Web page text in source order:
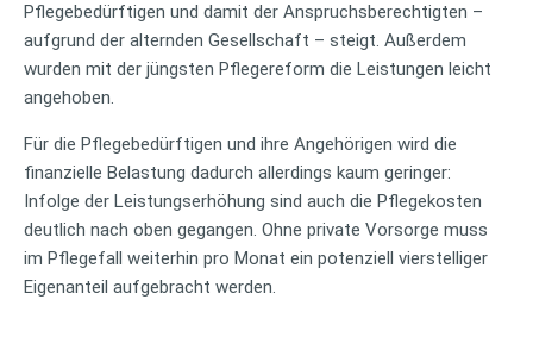
Pflegebedürftigen und damit der Anspruchsberechtigten –
aufgrund der alternden Gesellschaft – steigt. Außerdem
wurden mit der jüngsten Pflegereform die Leistungen leicht
angehoben.
Für die Pflegebedürftigen und ihre Angehörigen wird die
finanzielle Belastung dadurch allerdings kaum geringer:
Infolge der Leistungserhöhung sind auch die Pflegekosten
deutlich nach oben gegangen. Ohne private Vorsorge muss
im Pflegefall weiterhin pro Monat ein potenziell vierstelliger
Eigenanteil aufgebracht werden.